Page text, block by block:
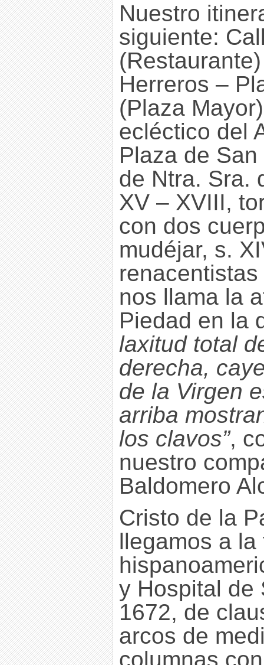
Nuestro
siguiente:
Herreros –
(Plaza
ecléctico del
Plaza de
de Ntra. Sra.
XV – XVIII,
con dos
mudéjar, s.
nos llama la
Piedad en la
laxitud total
derecha,
de la Virgen
arriba
los clavos”,
nuestro
Baldomero
Cristo de la
llegamos a
y Hospital de
1672, de
arcos de
columnas